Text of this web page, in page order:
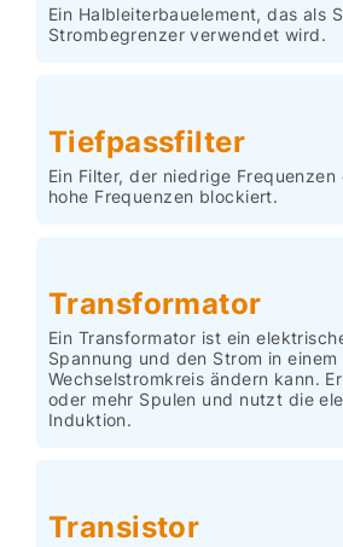
Ein Halbleiterbauelement, das als
Strombegrenzer verwendet wird.
Tiefpassfilter
Ein Filter, der niedrige
hohe Frequenzen blockiert.
Transformator
Ein Transformator ist ein
Spannung und den Strom in einem
Wechselstromkreis ändern kann.
oder mehr Spulen und nutzt die
Induktion.
Transistor